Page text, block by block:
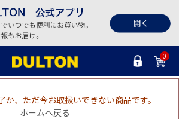
0
か、ただ今お取扱いできない商品です。
ホームへ戻る